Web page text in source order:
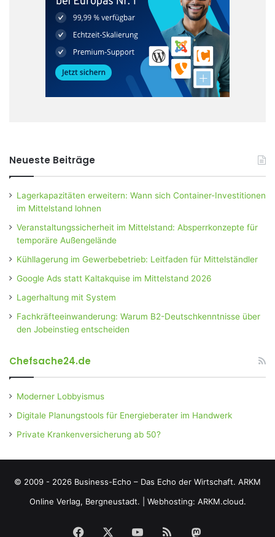
Neueste Beiträge
Lagerkapazitäten erweitern: Wann sich Container-Investitionen
im Mittelstand lohnen
Veranstaltungssicherheit im Mittelstand: Absperrkonzepte für
temporäre Außengelände
Kühllagerung im Gewerbebetrieb: Leitfaden für Mittelständler
Google Ads statt Kaltakquise im Mittelstand 2026
Lagerhaltung mit System
Fachkräfteeinwanderung: Warum B2-Deutschkenntnisse über
den Jobeinstieg entscheiden
Chefsache24.de
Moderner Lobbyismus
Digitale Planungstools für Energieberater im Handwerk
Private Krankenversicherung ab 50?
© 2009 - 2026 Business-Echo – Das Echo der Wirtschaft. ARKM
Online Verlag, Bergneustadt.
Webhosting: ARKM.cloud.
Facebook YouTubeRSS